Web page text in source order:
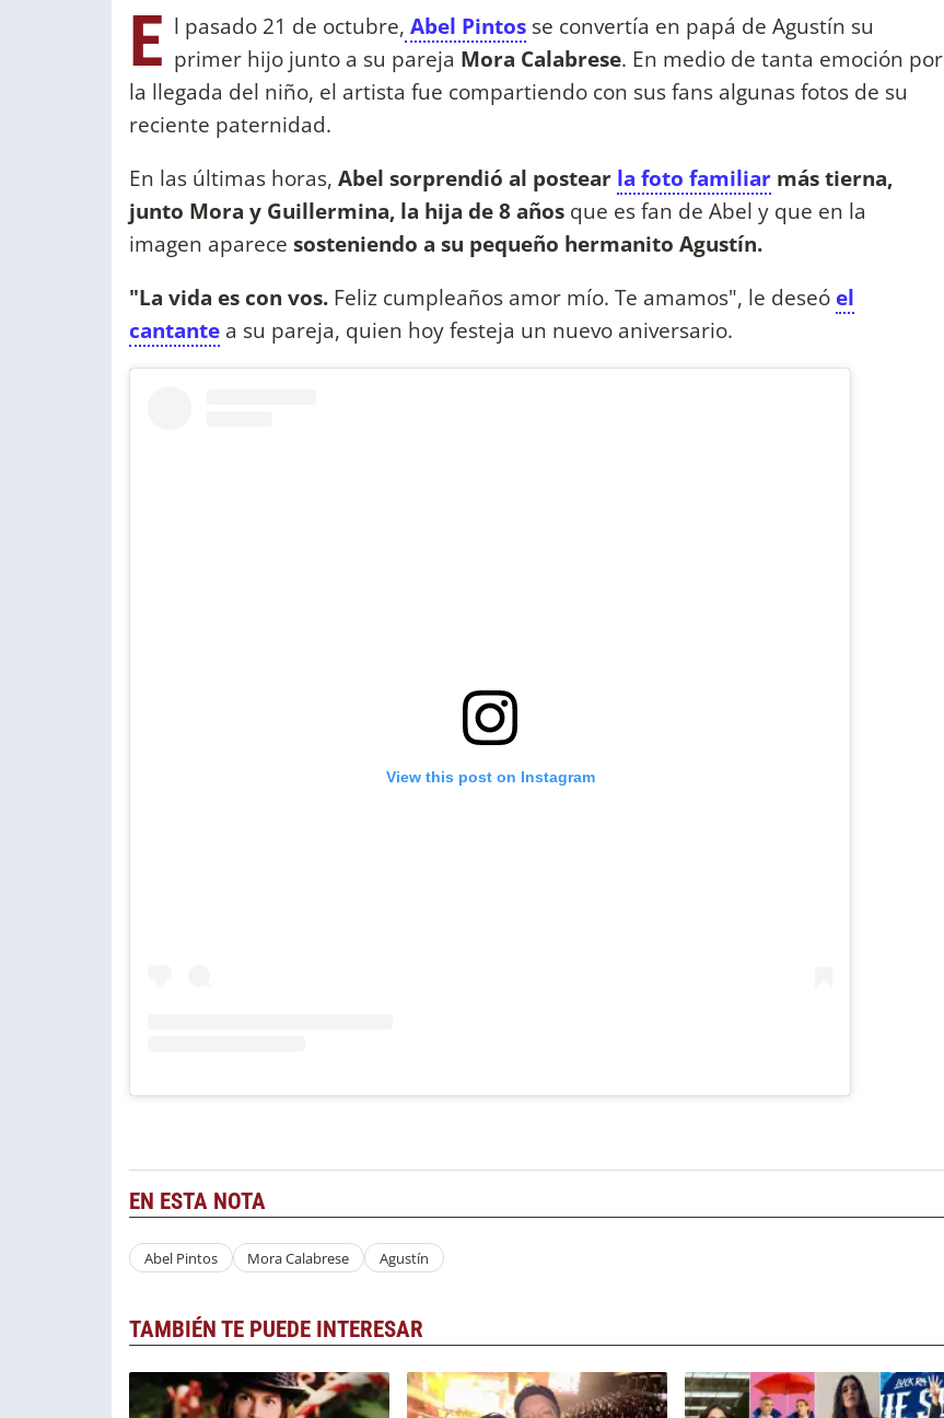
E l pasado 21 de octubre, Abel Pintos se convertía en papá de Agustín su
primer hijo junto a su pareja Mora Calabrese. En medio de tanta emoción por
la llegada del niño, el artista fue compartiendo con sus fans algunas fotos de su
reciente paternidad.
En las últimas horas, Abel sorprendió al postear la foto familiar más tierna,
junto Mora y Guillermina, la hija de 8 años que es fan de Abel y que en la
imagen aparece sosteniendo a su pequeño hermanito Agustín.
"La vida es con vos. Feliz cumpleaños amor mío. Te amamos", le deseó el
cantante a su pareja, quien hoy festeja un nuevo aniversario.
View this post on Instagram
EN ESTA NOTA
Abel Pintos Mora Calabrese Agustín
TAMBIÉN TE PUEDE INTERESAR